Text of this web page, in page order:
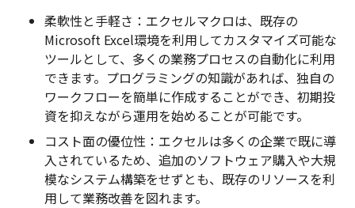
柔軟性と手軽さ：エクセルマクロは、既存の
Microsoft Excel環境を利用してカスタマイズ可能な
ツールとして、多くの業務プロセスの自動化に利用
できます。プログラミングの知識があれば、独自の
ワークフローを簡単に作成することができ、初期投
資を抑えながら運用を始めることが可能です。
コスト面の優位性：エクセルは多くの企業で既に導
入されているため、追加のソフトウェア購入や大規
模なシステム構築をせずとも、既存のリソースを利
用して業務改善を図れます。